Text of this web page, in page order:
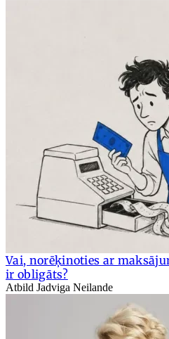
Vai, norēķinoties ar
ir obligāts?
Atbild Jadviga Neilande